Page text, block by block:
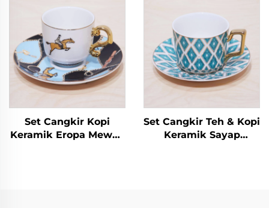
Thermostat Intelligent
Heat Porcelain Cup
dengan Piring untuk
Kebutuhan Bisnis dan
Promosi Teh Susu
Set Cangkir Kopi
Keramik Eropa Mewah
Set Cangkir Teh & Kopi
Keramik Sayap